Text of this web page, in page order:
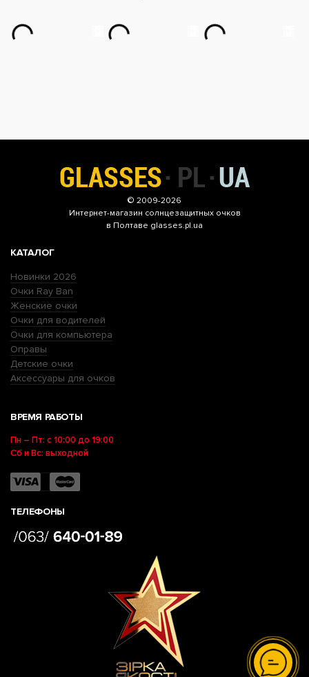
© 2009-2026
Интернет-магазин солнцезащитных очков
в Полтаве glasses.pl.ua
КАТАЛОГ
Новинки 2026
Очки Ray Ban
Женские очки
Очки для водителей
Очки для компьютера
Оправы
Детские очки
Аксессуары для очков
ВРЕМЯ РАБОТЫ
Пн – Пт: с 10:00 до 19:00
Сб и Вс: выходной
ТЕЛЕФОНЫ